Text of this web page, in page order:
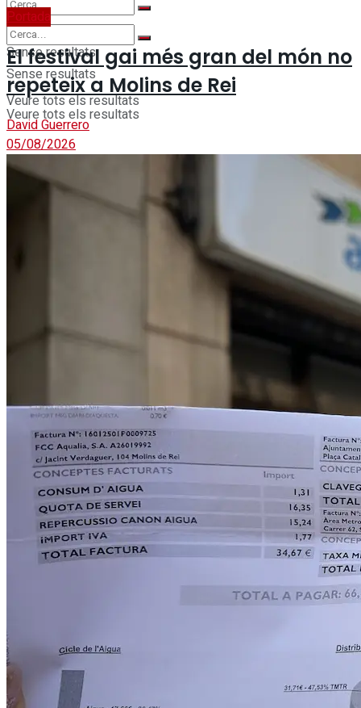
Sense resultats
Veure tots els resultats
Sense resultats
Veure tots els resultats
Portada
El festival gai més gran del món no
repeteix a Molins de Rei
David Guerrero
05/08/2026